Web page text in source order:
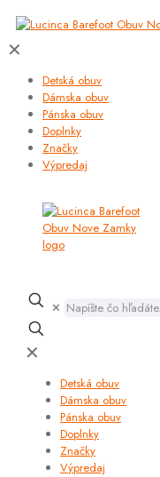
✕
Detská obuv
Dámska obuv
Pánska obuv
Doplnky
Značky
Výpredaj
✕
✕
Detská obuv
Dámska obuv
Pánska obuv
Doplnky
Značky
Výpredaj